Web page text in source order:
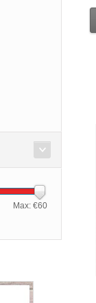
Max: €60